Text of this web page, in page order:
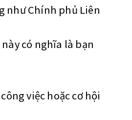
như Chính phủ Liên
có nghĩa là bạn
việc hoặc cơ hội